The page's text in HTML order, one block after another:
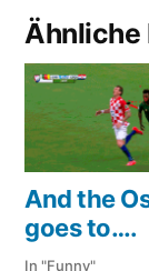
Ähnliche
And the
goes to….
In "Funny"